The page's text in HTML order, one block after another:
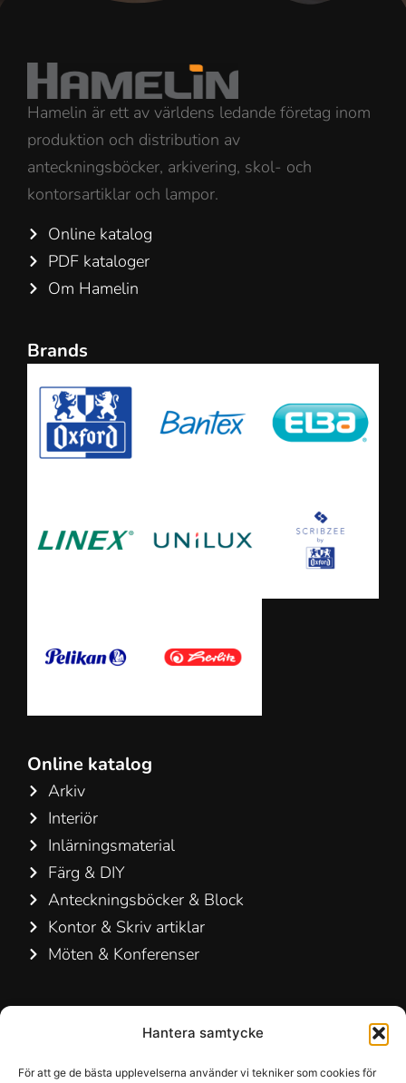
Hantera samtycke
För att ge de bästa upplevelserna använder vi tekniker som cookies för
Hamelin är ett av världens ledande företag inom
produktion och distribution av
anteckningsböcker, arkivering, skol- och
kontorsartiklar och lampor.
Online katalog
PDF kataloger
Om Hamelin
Brands
Online katalog
Arkiv
Interiör
Inlärningsmaterial
Färg & DIY
Anteckningsböcker & Block
Kontor & Skriv artiklar
Möten & Konferenser
Hirsemarken 5, st. th.